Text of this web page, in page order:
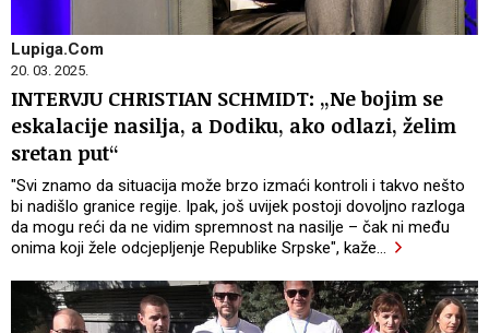
Lupiga.Com
20. 03. 2025.
INTERVJU CHRISTIAN SCHMIDT: „Ne bojim se
eskalacije nasilja, a Dodiku, ako odlazi, želim
sretan put“
"Svi znamo da situacija može brzo izmaći kontroli i takvo nešto
bi nadišlo granice regije. Ipak, još uvijek postoji dovoljno razloga
da mogu reći da ne vidim spremnost na nasilje – čak ni među
onima koji žele odcjepljenje Republike Srpske", kaže…